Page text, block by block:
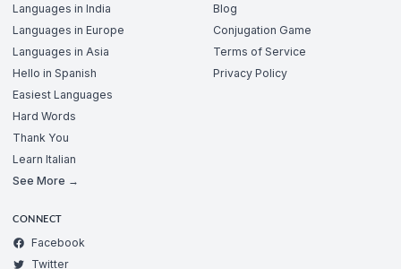
Languages in India
Languages in Europe
Languages in Asia
Hello in Spanish
Easiest Languages
Hard Words
Thank You
Learn Italian
See More →
Blog
Conjugation Game
Terms of Service
Privacy Policy
CONNECT
Facebook
Twitter